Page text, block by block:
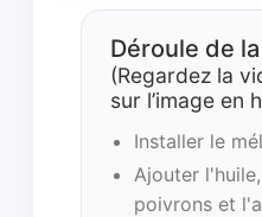
Déroule de
(Regardez la
sur l’image en
Installer le
Ajouter
poivrons et